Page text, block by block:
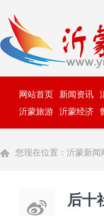
网站首页 新闻资讯
沂蒙旅游
沂蒙经济
您现在位置： 沂蒙新闻
后十